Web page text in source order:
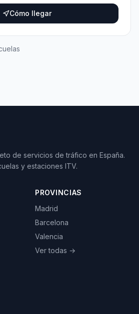
Cómo llegar
de servicios de tráfico en España.
y estaciones ITV.
PROVINCIAS
Madrid
Barcelona
Valencia
Ver todas →